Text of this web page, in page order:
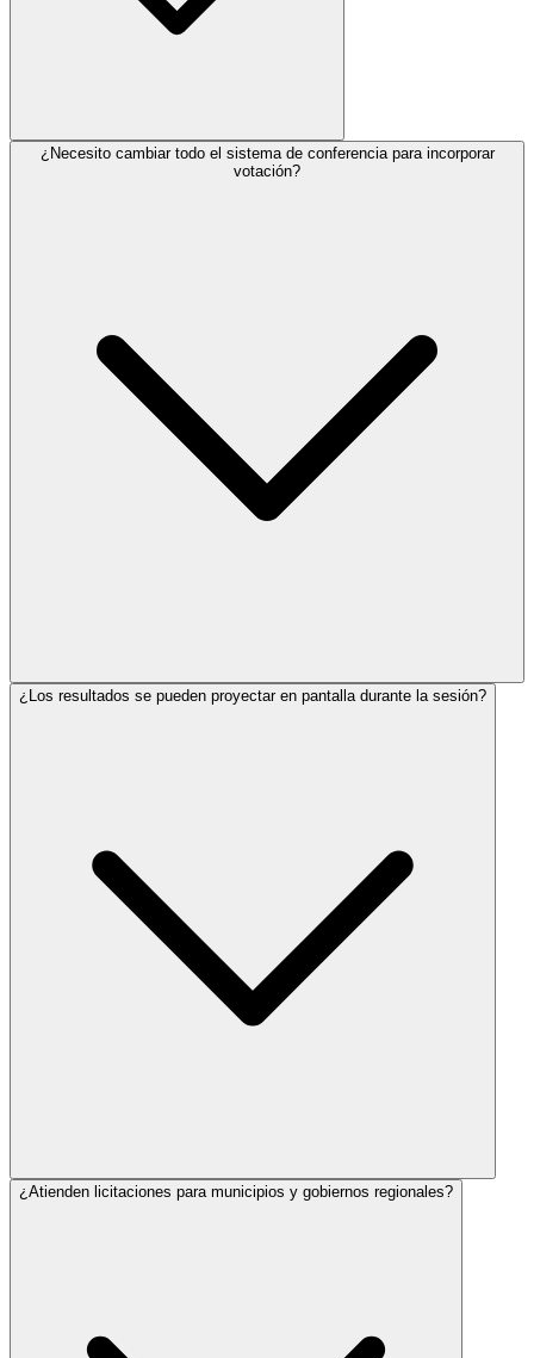
¿Necesito cambiar todo el sistema de conferencia para incorporar
votación?
¿Los resultados se pueden proyectar en pantalla durante la sesión?
¿Atienden licitaciones para municipios y gobiernos regionales?